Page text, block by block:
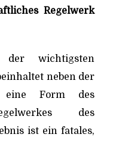
Regelwerk
wichtigsten
neben der
eine Form des
des
ist ein fatales,